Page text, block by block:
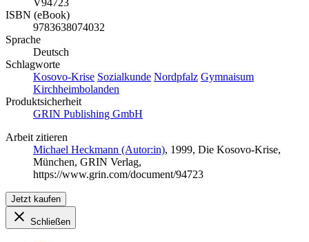
V94723
ISBN (eBook)
9783638074032
Sprache
Deutsch
Schlagworte
Kosovo-Krise Sozialkunde Nordpfalz Gymnaisum
Kirchheimbolanden
Produktsicherheit
GRIN Publishing GmbH
Arbeit zitieren
Michael Heckmann (Autor:in), 1999, Die Kosovo-Krise,
München, GRIN Verlag,
https://www.grin.com/document/94723
Jetzt kaufen
Schließen